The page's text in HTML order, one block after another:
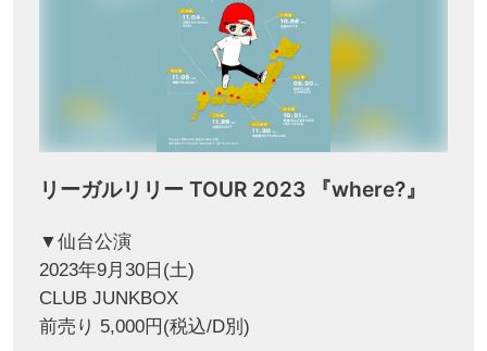
リーガルリリー TOUR 2023 『where?』
▼仙台公演
2023年9月30日(土)
CLUB JUNKBOX
前売り 5,000円(税込/D別)